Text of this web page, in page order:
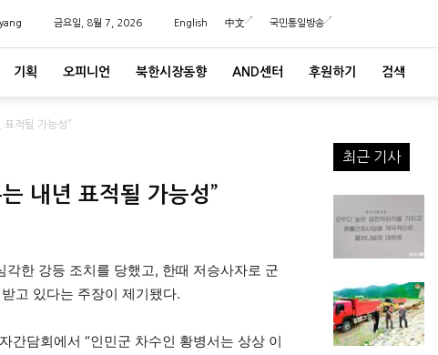
금요일, 8월 7, 2026 English 中文 국민통일방송
기획 오피니언 북한시장동향 AND센터 후원하기 검색
적될 가능성”
내년 표적될 가능성”
한 강등 조치를 당했고, 한때 저승사자로 군
고 있다는 주장이 제기됐다.
간담회에서 “인민군 차수인 황병서는 상상 이
최근 기사